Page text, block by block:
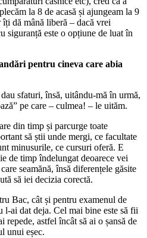
la 8 de acasă și ajungeam la 9
îți dă mână liberă – dacă vrei
siguranță este o opțiune de luat în
pentru cineva care abia
sfaturi, însă, uitându-mă în urmă,
pe care – culmea! – le uităm.
din timp și parcurge toate
să știi unde mergi, ce facultate
minusurile, ce cursuri oferă. E
de timp îndelungat deoarece vei
seamănă, însă diferențele găsite
să iei decizia corectă.
Bac, cât și pentru examenul de
l-ai dat deja. Cel mai bine este să fii
repede, astfel încât să ai o șansă de
unui eșec.